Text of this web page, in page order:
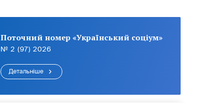
Поточний номер «Український соціум»
№ 2 (97) 2026
Детальніше